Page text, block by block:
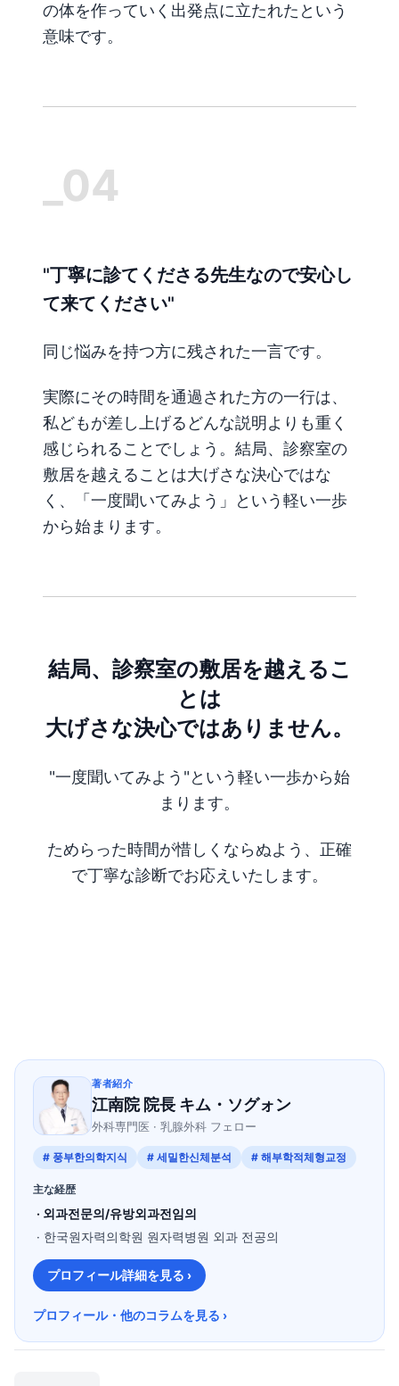
の体を作っていく出発点に立たれたという
意味です。
_04
"丁寧に診てくださる先生なので安心し
て来てください"
同じ悩みを持つ方に残された一言です。
実際にその時間を通過された方の一行は、
私どもが差し上げるどんな説明よりも重く
感じられることでしょう。結局、診察室の
敷居を越えることは大げさな決心ではな
く、「一度聞いてみよう」という軽い一歩
から始まります。
結局、診察室の敷居を越えるこ
とは
大げさな決心ではありません。
"一度聞いてみよう"という軽い一歩から始
まります。
ためらった時間が惜しくならぬよう、正確
で丁寧な診断でお応えいたします。
著者紹介
江南院 院長 キム・ソグォン
外科専門医 · 乳腺外科 フェロー
# 풍부한의학지식 # 세밀한신체분석 # 해부학적체형교정
主な経歴
· 외과전문의/유방외과전임의
· 한국원자력의학원 원자력병원 외과 전공의
プロフィール詳細を見る ›
プロフィール・他のコラムを見る ›